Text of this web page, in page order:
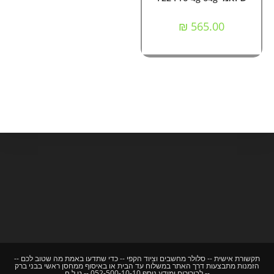
לבחור
בעמוד
המוצר
₪ 565.00
תקשורת אישית -- סלולר מחשבים וציוד הקפי -- כדי שתדעו באמת מה שטוב לכם --
הזמנות מתבצעות דרך האתר במשלוח עד הבית או באיסוף ממחסן ראשי בבני ברק